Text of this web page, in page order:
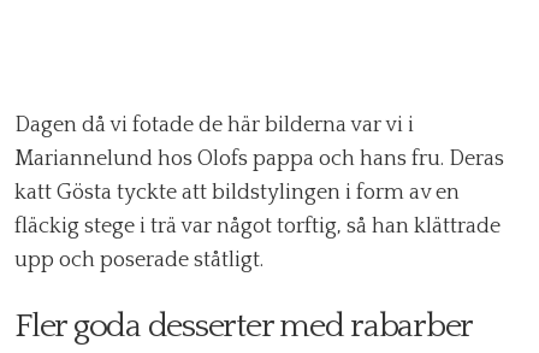
Dagen då vi fotade de här bilderna var vi i
Mariannelund hos Olofs pappa och hans fru. Deras
katt Gösta tyckte att bildstylingen i form av en
fläckig stege i trä var något torftig, så han klättrade
upp och poserade ståtligt.
Fler goda desserter med rabarber